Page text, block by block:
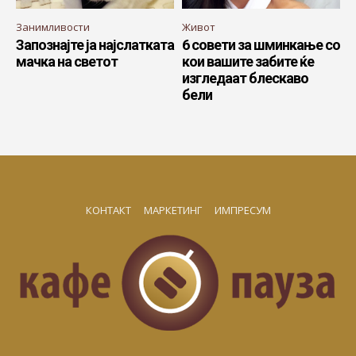
Занимливости
Запознајте ја најслатката
мачка на светот
Живот
6 совети за шминкање со
кои вашите забите ќе
изгледаат блескаво
бели
КОНТАКТ МАРКЕТИНГ ИМПРЕСУМ